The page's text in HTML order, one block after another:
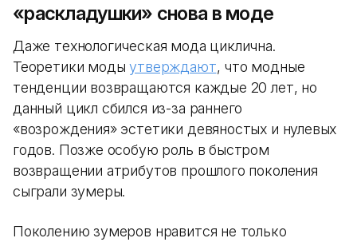
«раскладушки» снова в моде
Даже технологическая мода циклична.
Теоретики модыутверждают, что модные
тенденции возвращаются каждые 20 лет, но
данный цикл сбился из-за раннего
«возрождения» эстетики девяностых и нулевых
годов. Позже особую роль в быстром
возвращении атрибутов прошлого поколения
сыграли зумеры.
Поколению зумеров нравится не только